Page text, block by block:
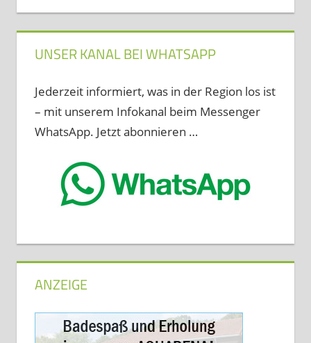
UNSER KANAL BEI WHATSAPP
Jederzeit informiert, was in der Region los ist
– mit unserem Infokanal beim Messenger
WhatsApp. Jetzt abonnieren …
ANZEIGE